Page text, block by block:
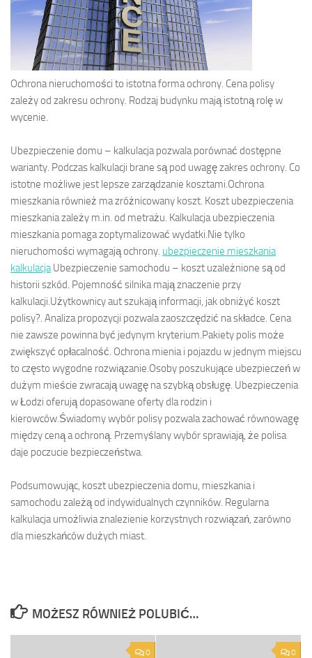
Ochrona nieruchomości to istotna forma ochrony. Cena polisy
zależy od zakresu ochrony. Rodzaj budynku mają istotną rolę w
wycenie.
Ubezpieczenie domu – kalkulacja pozwala porównać dostępne
warianty. Podczas kalkulacji brane są pod uwagę zakres ochrony. Co
istotne możliwe jest lepsze zarządzanie kosztami.Ochrona
mieszkania również ma zróżnicowany koszt. Koszt ubezpieczenia
mieszkania zależy m.in. od metrażu. Kalkulacja ubezpieczenia
mieszkania pomaga zoptymalizować wydatki.Nie tylko
nieruchomości wymagają ochrony. ubezpieczenie mieszkania
kalkulacjaUbezpieczenie samochodu – koszt uzależnione są od
historii szkód. Pojemność silnika mają znaczenie przy
kalkulacji.Użytkownicy aut szukają informacji, jak obniżyć koszt
polisy?. Analiza propozycji pozwala zaoszczędzić na składce. Cena
nie zawsze powinna być jedynym kryterium.Pakiety polis może
zwiększyć opłacalność. Ochrona mienia i pojazdu w jednym miejscu
to często wygodne rozwiązanie.Osoby poszukujące ubezpieczeń w
dużym mieście zwracają uwagę na szybką obsługę. Ubezpieczenia
w Łodzi oferują dopasowane oferty dla rodzin i
kierowców.Świadomy wybór polisy pozwala zachować równowagę
między ceną a ochroną. Przemyślany wybór sprawiają, że polisa
daje poczucie bezpieczeństwa.
Podsumowując, koszt ubezpieczenia domu, mieszkania i
samochodu zależą od indywidualnych czynników. Regularna
kalkulacja umożliwia znalezienie korzystnych rozwiązań, zarówno
dla mieszkańców dużych miast.
MOŻESZ RÓWNIEŻ POLUBIĆ…
0 0